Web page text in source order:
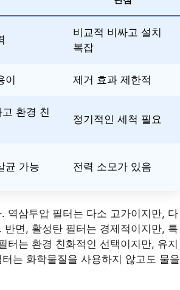
비교적 비싸고 설치
복잡
이 제거 효과 제한적
환경 친
정기적인 세척 필요
균 가능 전력 소모가 있음
역삼투압 필터는 다소 고가이지만, 다
면, 활성탄 필터는 경제적이지만, 특
터는 환경 친화적인 선택이지만, 유지
는 화학물질을 사용하지 않고도 물을